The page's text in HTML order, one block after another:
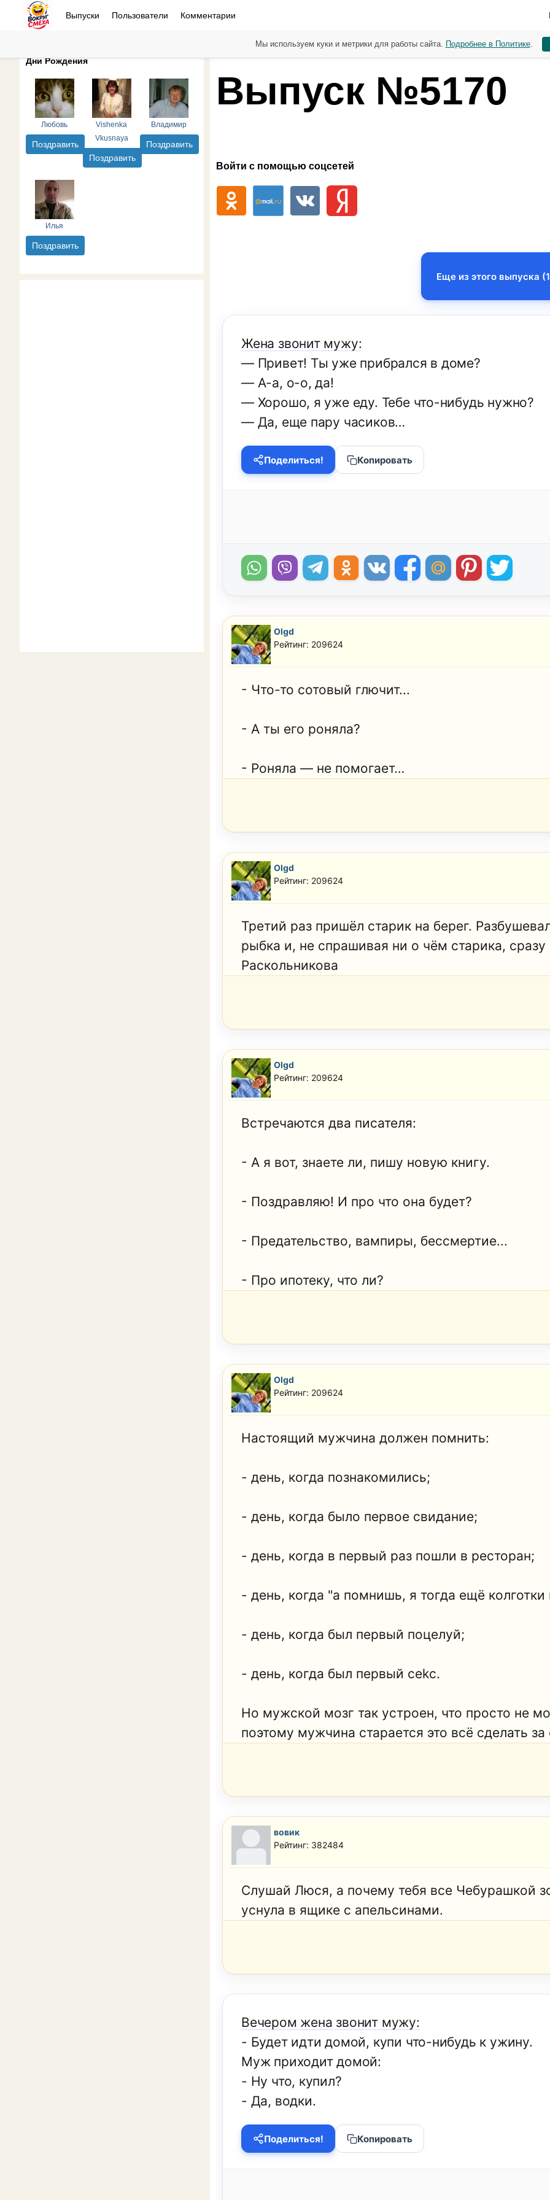
Выпуски Пользователи Комментарии
Дни Рождения
Любовь
Поздравить
Vishenka
Vkusnaya
Поздравить
Владимир
Поздравить
Илья
Поздравить
Выпуск №5170
Войти с помощью соцсетей
Еще из этого выпуска
Жена звонит мужу:
— Привет! Ты уже прибрался в доме?
— А-а, о-о, да!
— Хорошо, я уже еду. Тебе что-нибудь нужно?
— Да, еще пару часиков…
Поделиться! Копировать
Olgd
Рейтинг: 209624
- Что-то сотовый глючит...
- А ты его роняла?
- Роняла — не помогает…
Olgd
Рейтинг: 209624
Третий раз пришёл старик на берег.
рыбка и, не спрашивая ни о чём старика,
Раскольникова
Olgd
Рейтинг: 209624
Встречаются два писателя:
- А я вот, знаете ли, пишу новую книгу.
- Поздравляю! И про что она будет?
- Предательство, вампиры, бессмертие...
- Про ипотеку, что ли?
Olgd
Рейтинг: 209624
Настоящий мужчина должен помнить:
- день, когда познакомились;
- день, когда было первое свидание;
- день, когда в первый раз пошли в ресторан;
- день, когда "а помнишь, я тогда ещё колготки
- день, когда был первый поцелуй;
- день, когда был первый cekс.
Но мужской мозг так устроен, что просто не
поэтому мужчина старается это всё сделать
вовик
Рейтинг: 382484
Слушай Люся, а почему тебя все Чебурашкой
уснула в ящике с апельсинами.
Вечером жена звонит мужу:
- Будет идти домой, купи что-нибудь к ужину.
Муж приходит домой:
- Ну что, купил?
- Да, водки.
Поделиться! Копировать
Мы используем куки и метрики для работы сайта. Подробнее в Политике.